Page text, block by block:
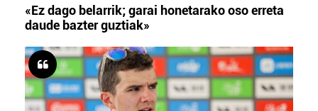
«Ez dago belarrik; garai honetarako oso erreta
daude bazter guztiak»